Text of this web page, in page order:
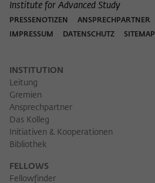
Institute for Advanced Study
PRESSENOTIZEN ANSPRECHPARTNER
IMPRESSUM
DATENSCHUTZ SITEMAP
INSTITUTION
Leitung
Gremien
Ansprechpartner
Das Kolleg
Initiativen & Kooperationen
Bibliothek
FELLOWS
Fellowfinder